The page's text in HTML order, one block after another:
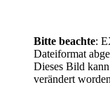
Bitte beachte:
Dateiformat
Dieses Bild
verändert